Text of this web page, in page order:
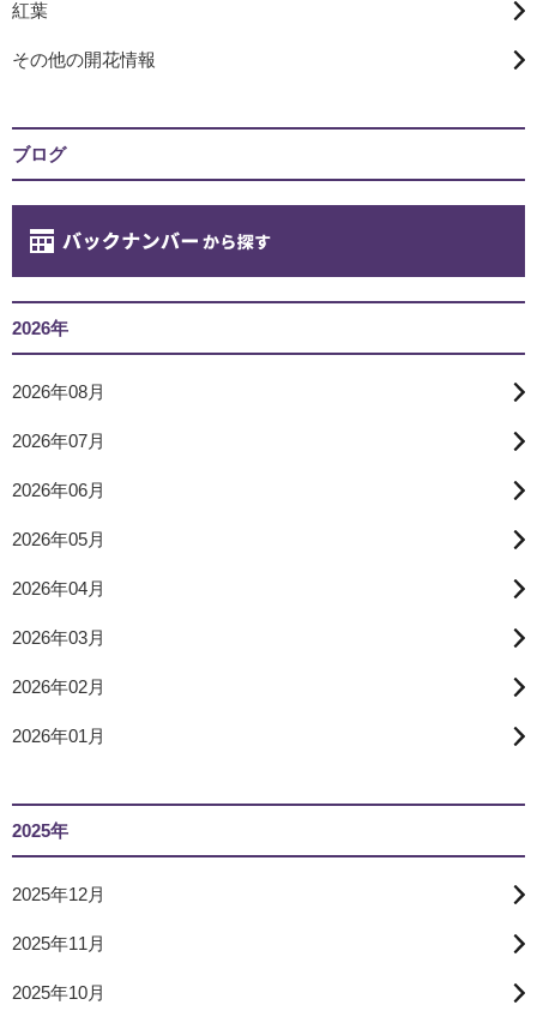
紅葉
その他の開花情報
ブログ
2026年
2026年08月
2026年07月
2026年06月
2026年05月
2026年04月
2026年03月
2026年02月
2026年01月
2025年
2025年12月
2025年11月
2025年10月